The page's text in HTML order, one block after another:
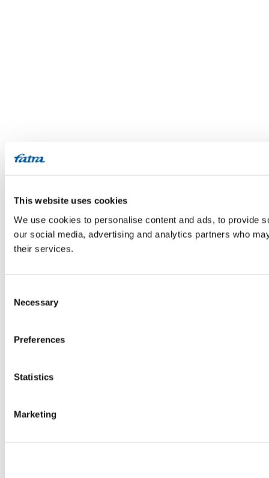
This website uses cookies
We use cookies to personalise content and ads, to provide
our social media, advertising and analytics partners who
their services.
Selection
Necessary
Preferences
Statistics
Marketing